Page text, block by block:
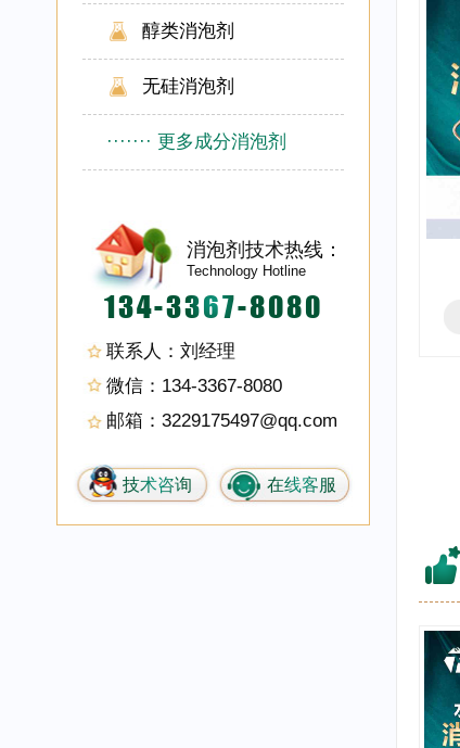
醇类消泡剂
无硅消泡剂
······· 更多成分消泡剂
消泡剂技术热线：
Technology Hotline
134-3367-8080
联系人：刘经理
微信：134-3367-8080
邮箱：3229175497@qq.com
技术咨询 在线客服